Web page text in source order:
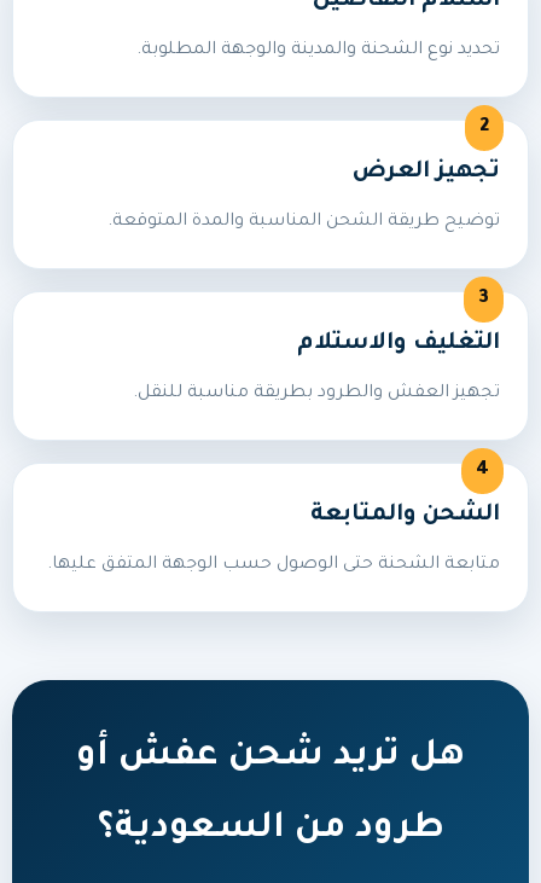
تحديد نوع الشحنة والمدينة والوجهة المطلوبة.
تجهيز العرض
توضيح طريقة الشحن المناسبة والمدة المتوقعة.
التغليف والاستلام
تجهيز العفش والطرود بطريقة مناسبة للنقل.
الشحن والمتابعة
متابعة الشحنة حتى الوصول حسب الوجهة المتفق عليها.
هل تريد شحن عفش أو
طرود من السعودية؟